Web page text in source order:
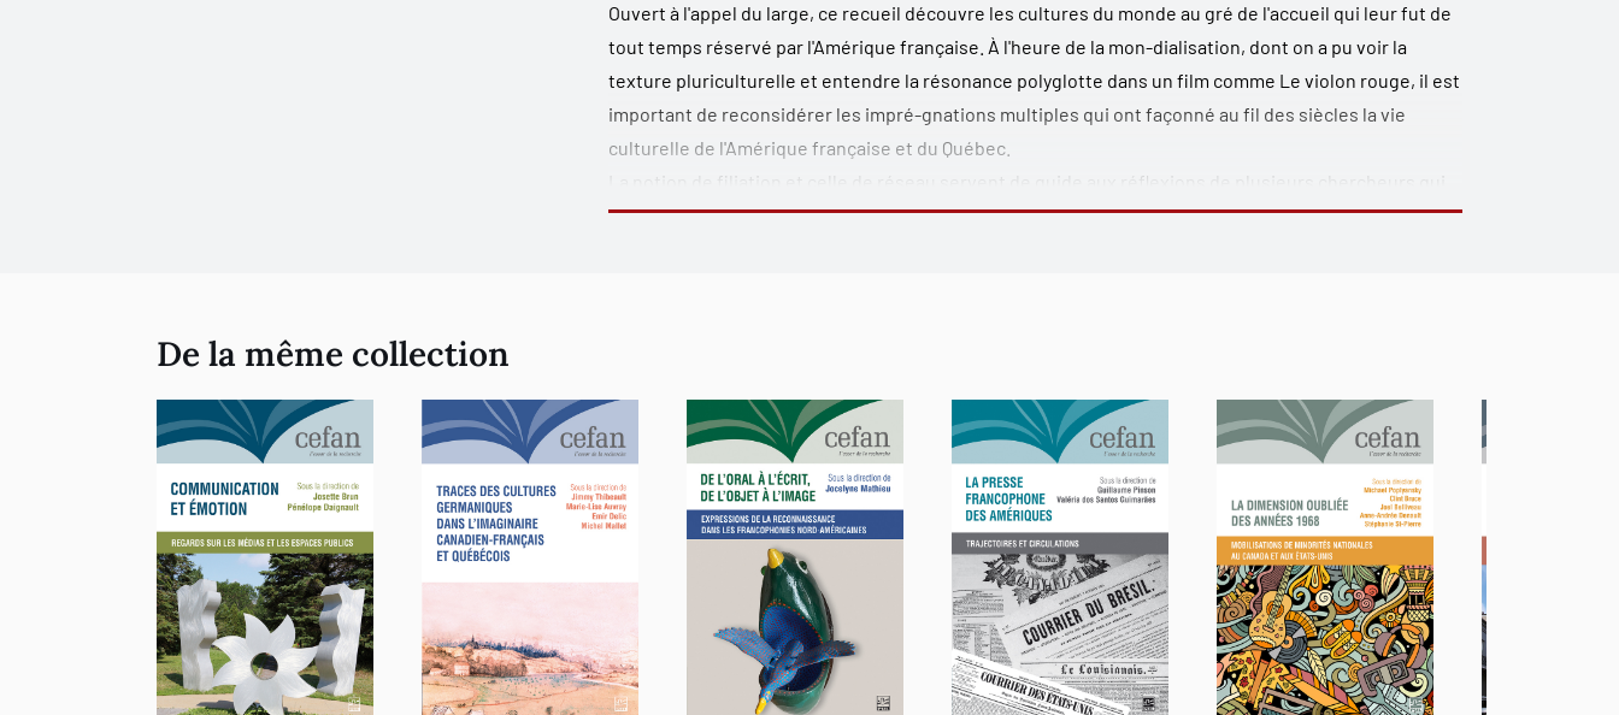
Ouvert à l'appel du large, ce recueil découvre les cultures du monde au gré de l'accueil qui leur fut de
tout temps réservé par l'Amérique française. À l'heure de la mon-dialisation, dont on a pu voir la
texture pluriculturelle et entendre la résonance polyglotte dans un film comme Le violon rouge, il est
important de reconsidérer les impré-gnations multiples qui ont façonné au fil des siècles la vie
culturelle de l'Amérique française et du Québec.
La notion de filiation et celle de réseau servent de guide aux réflexions de plusieurs chercheurs qui
jettent des ponts entre l'ici et l'ailleurs à partir de disciplines variées pour éclairer le développement
Comme dans l'itinéraire fabuleux du Violon rouge, on trouvera dans ce recueil un parcours historique
et
géographique palpitant qui met en valeur les richesses culturelles du monde. Bien ancrées dans la
tradition occidentale et lancées au XVII
siècle, l'aventure musicale du violon ainsi que l'aventure
culturelle de l'Amérique française reflètent au fil du temps les particularités artistiques les plus
diverses suivant les hasards des voyages et des fréquentations pour atteindre aujourd'hui l'ère des
sommets interculturels et du kaléidoscope des formes où l'Orient et l'Occident de même que l'Ancien
et le Nouveau Monde se côtoient.
De la même collection